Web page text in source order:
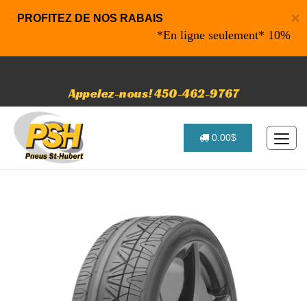
×
PROFITEZ DE NOS RABAIS
*En ligne seulement* 10% de
Appelez-nous! 450-462-9767
0.00$